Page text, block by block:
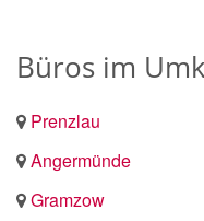
Büros im
Prenzlau
Angermünde
Gramzow